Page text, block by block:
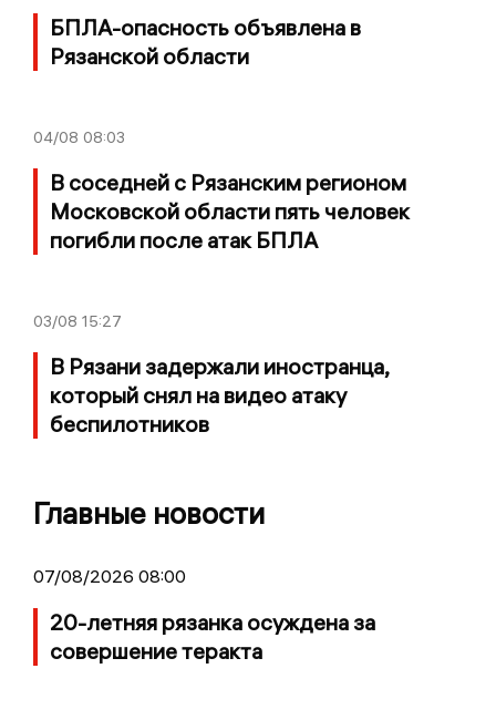
БПЛА-опасность объявлена в
Рязанской области
04/08 08:03
В соседней с Рязанским регионом
Московской области пять человек
погибли после атак БПЛА
03/08 15:27
В Рязани задержали иностранца,
который снял на видео атаку
беспилотников
Главные новости
07/08/2026 08:00
20-летняя рязанка осуждена за
совершение теракта